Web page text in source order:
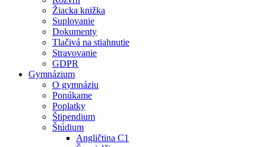
Žiacka knižka
Suplovanie
Dokumenty
Tlačivá na stiahnutie
Stravovanie
GDPR
Gymnázium
O gymnáziu
Ponúkame
Poplatky
Štipendium
Štúdium
Angličtina C1